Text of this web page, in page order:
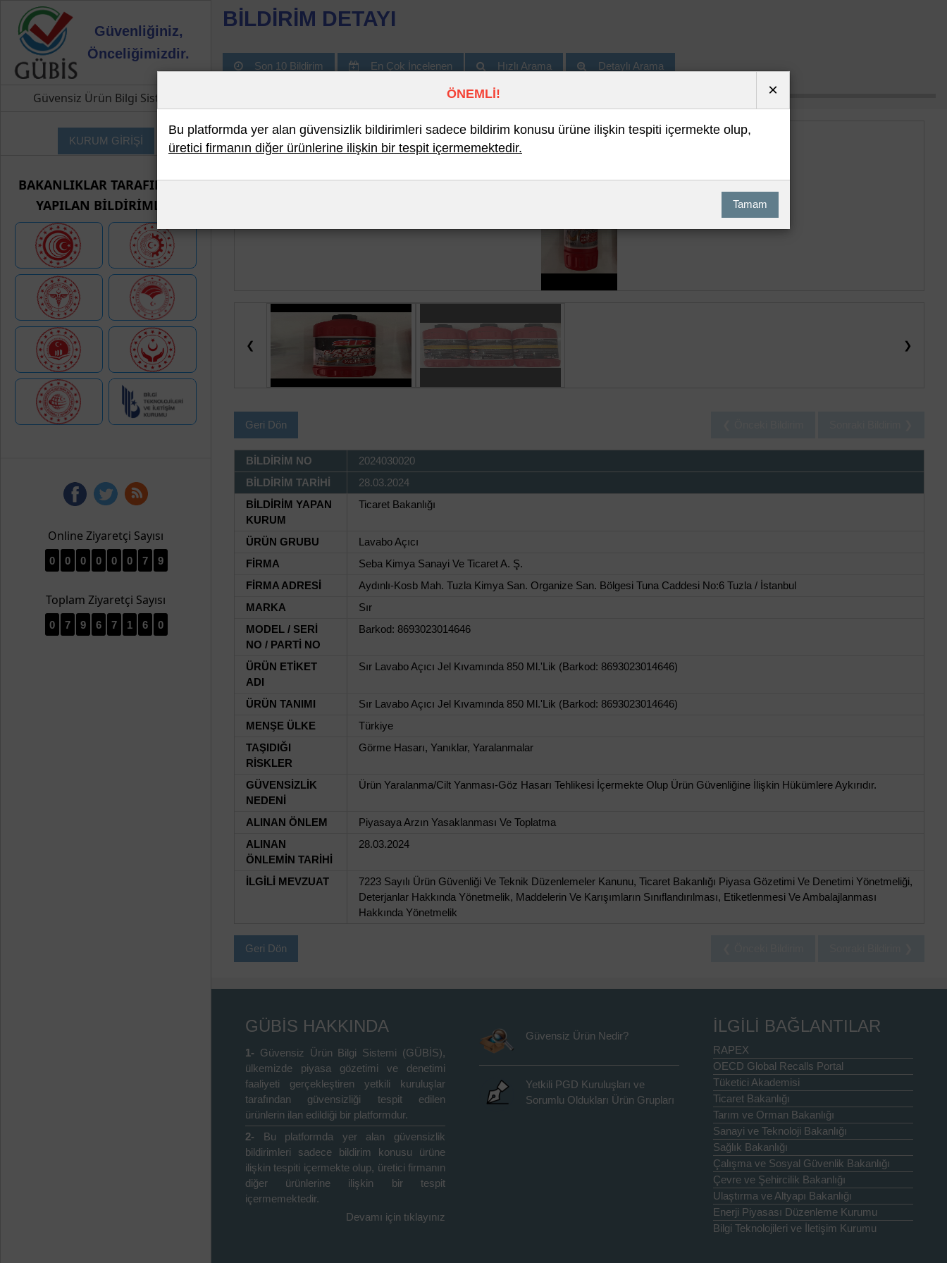
Güvenliğiniz,
Önceliğimizdir.
Güvensiz Ürün Bilgi Sistemi
KURUM GİRİŞİ
BAKANLIKLAR TARAFINDAN
YAPILAN BİLDİRİMLER
Online Ziyaretçi Sayısı
0 0 0 0 0 0 7 9
Toplam Ziyaretçi Sayısı
0 7 9 6 7 1 6 0
BİLDİRİM DETAYI
Son 10 Bildirim En Çok İncelenen Hızlı Arama Detaylı Arama
❮ ❯
Geri Dön
BİLDİRİM NO
2024030020
BİLDİRİM TARİHİ
28.03.2024
BİLDİRİM YAPAN
KURUM
Ticaret Bakanlığı
ÜRÜN GRUBU
Lavabo Açıcı
FİRMA
Seba Kimya Sanayi Ve Ticaret A. Ş.
FİRMA ADRESİ
Aydınlı-Kosb Mah. Tuzla Kimya San. Organize San. Bölgesi Tuna Caddesi No:6 Tuzla / İstanbul
MARKA
Sır
MODEL / SERİ
NO / PARTİ NO
Barkod: 8693023014646
ÜRÜN ETİKET
ADI
Sır Lavabo Açıcı Jel Kıvamında 850 Ml.'Lik (Barkod: 8693023014646)
ÜRÜN TANIMI
Sır Lavabo Açıcı Jel Kıvamında 850 Ml.'Lik (Barkod: 8693023014646)
MENŞE ÜLKE
Türkiye
TAŞIDIĞI
RİSKLER
Görme Hasarı, Yanıklar, Yaralanmalar
GÜVENSİZLİK
NEDENİ
Ürün Yaralanma/Cilt Yanması-Göz Hasarı Tehlikesi İçermekte Olup Ürün Güvenliğine İlişkin Hükümlere Aykırıdır.
ALINAN ÖNLEM
Piyasaya Arzın Yasaklanması Ve Toplatma
ALINAN
ÖNLEMİN TARİHİ
28.03.2024
İLGİLİ MEVZUAT
7223 Sayılı Ürün Güvenliği Ve Teknik Düzenlemeler Kanunu, Ticaret Bakanlığı Piyasa Gözetimi Ve Denetimi Yönetmeliği,
Deterjanlar Hakkında Yönetmelik, Maddelerin Ve Karışımların Sınıflandırılması, Etiketlenmesi Ve Ambalajlanması
Hakkında Yönetmelik
Geri Dön
GÜBİS HAKKINDA
1- Güvensiz Ürün Bilgi Sistemi (GÜBİS),
ülkemizde piyasa gözetimi ve denetimi
faaliyeti gerçekleştiren yetkili kuruluşlar
tarafından güvensizliği tespit edilen
ürünlerin ilan edildiği bir platformdur.
2-
Bu platformda yer alan güvensizlik
bildirimleri sadece bildirim konusu ürüne
ilişkin tespiti içermekte olup, üretici firmanın
diğer ürünlerine ilişkin bir tespit
içermemektedir.
Devamı için tıklayınız
Güvensiz Ürün Nedir?
Yetkili PGD Kuruluşları ve
Sorumlu Oldukları Ürün Grupları
İLGİLİ BAĞLANTILAR
RAPEX
OECD Global Recalls Portal
Tüketici Akademisi
Ticaret Bakanlığı
Tarım ve Orman Bakanlığı
Sanayi ve Teknoloji Bakanlığı
Sağlık Bakanlığı
Çalışma ve Sosyal Güvenlik Bakanlığı
Çevre ve Şehircilik Bakanlığı
Ulaştırma ve Altyapı Bakanlığı
Enerji Piyasası Düzenleme Kurumu
Bilgi Teknolojileri ve İletişim Kurumu
ÖNEMLİ! ×
Bu platformda yer alan güvensizlik bildirimleri sadece bildirim konusu ürüne ilişkin tespiti içermekte olup,
üretici firmanın diğer ürünlerine ilişkin bir tespit içermemektedir.
Tamam